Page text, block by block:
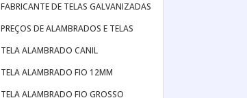
FABRICANTE DE TELAS GALVANIZADAS
PREÇOS DE ALAMBRADOS E TELAS
TELA ALAMBRADO CANIL
TELA ALAMBRADO FIO 12MM
TELA ALAMBRADO FIO GROSSO